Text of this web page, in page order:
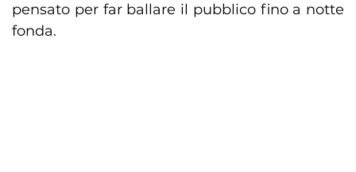
pensato per far ballare il pubblico fino a notte
fonda.